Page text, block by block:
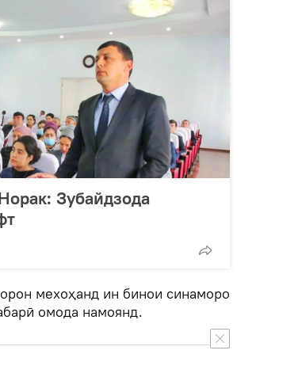
Зубайдзода
мехоҳанд ин бинои синаморо
омода намоянд.